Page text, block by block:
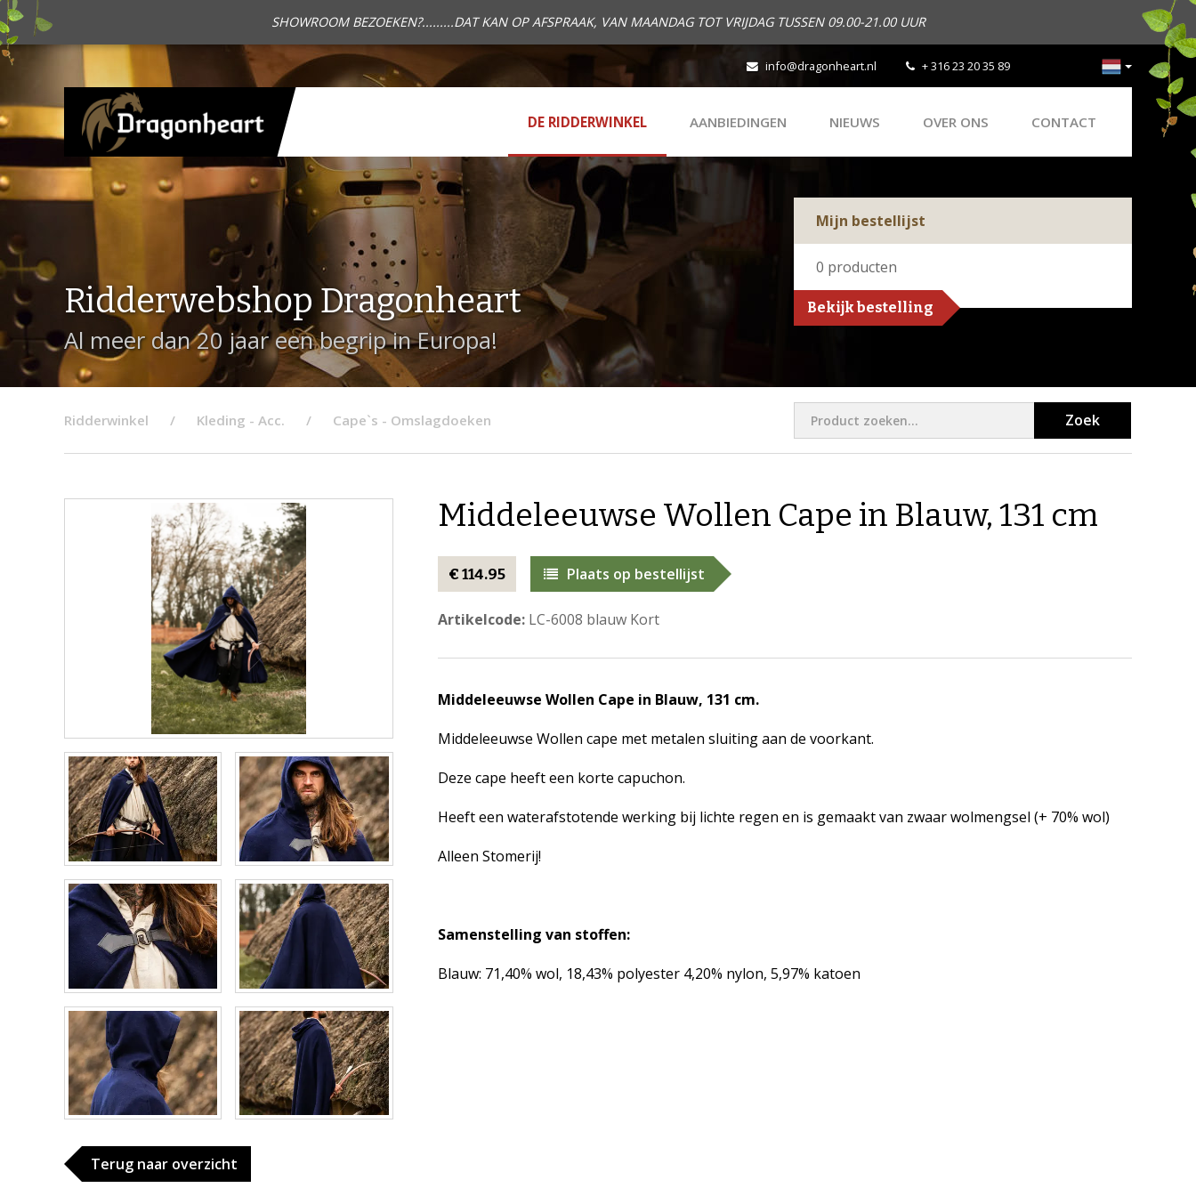
SHOWROOM BEZOEKEN?.........DAT KAN OP AFSPRAAK, VAN MAANDAG TOT VRIJDAG TUSSEN 09.00-21.00 UUR
info@dragonheart.nl + 316 23 20 35 89
DE RIDDERWINKEL AANBIEDINGEN NIEUWS OVER ONS CONTACT
Ridderwebshop Dragonheart
Al meer dan 20 jaar een begrip in Europa!
Mijn bestellijst
0 producten
Bekijk bestelling
Ridderwinkel Kleding - Acc. Cape`s - Omslagdoeken Zoek
Terug naar overzicht
​Middeleeuwse Wollen Cape in Blauw, 131 cm
€ 114.95 Plaats op bestellijst
Artikelcode:LC-6008 blauw Kort
Middeleeuwse Wollen Cape in Blauw, 131 cm.
Middeleeuwse Wollen cape met metalen sluiting aan de voorkant.
Deze cape heeft een korte capuchon.
Heeft een waterafstotende werking bij lichte regen en is gemaakt van zwaar wolmengsel (+ 70% wol)
Alleen Stomerij!
Samenstelling van stoffen:
Blauw: 71,40% wol, 18,43% polyester 4,20% nylon, 5,97% katoen